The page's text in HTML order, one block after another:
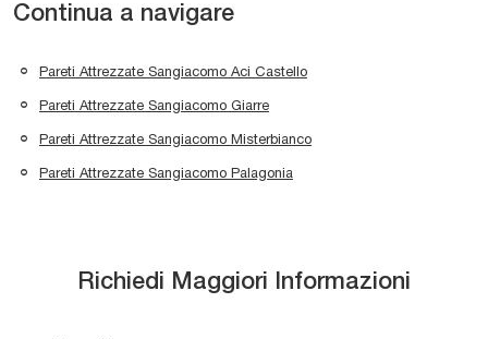
Continua a navigare
Pareti Attrezzate Sangiacomo Aci Castello
Pareti Attrezzate Sangiacomo Giarre
Pareti Attrezzate Sangiacomo Misterbianco
Pareti Attrezzate Sangiacomo Palagonia
Richiedi Maggiori Informazioni